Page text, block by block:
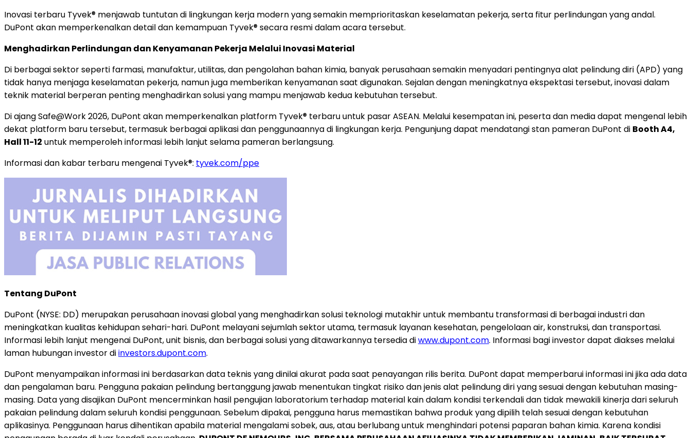
Inovasi terbaru Tyvek® menjawab tuntutan di lingkungan kerja modern yang semakin memprioritaskan keselamatan pekerja, serta fitur perlindungan yang andal.
DuPont akan memperkenalkan detail dan kemampuan Tyvek® secara resmi dalam acara tersebut.
Menghadirkan Perlindungan dan Kenyamanan Pekerja Melalui Inovasi Material
Di berbagai sektor seperti farmasi, manufaktur, utilitas, dan pengolahan bahan kimia, banyak perusahaan semakin menyadari pentingnya alat pelindung diri (APD) yang
tidak hanya menjaga keselamatan pekerja, namun juga memberikan kenyamanan saat digunakan. Sejalan dengan meningkatnya ekspektasi tersebut, inovasi dalam
teknik material berperan penting menghadirkan solusi yang mampu menjawab kedua kebutuhan tersebut.
Di ajang Safe@Work 2026, DuPont akan memperkenalkan platform Tyvek® terbaru untuk pasar ASEAN. Melalui kesempatan ini, peserta dan media dapat mengenal lebih
dekat platform baru tersebut, termasuk berbagai aplikasi dan penggunaannya di lingkungan kerja. Pengunjung dapat mendatangi stan pameran DuPont di Booth A4,
Hall 11-12 untuk memperoleh informasi lebih lanjut selama pameran berlangsung.
Informasi dan kabar terbaru mengenai Tyvek®: tyvek.com/ppe
Tentang DuPont
DuPont (NYSE: DD) merupakan perusahaan inovasi global yang menghadirkan solusi teknologi mutakhir untuk membantu transformasi di berbagai industri dan
meningkatkan kualitas kehidupan sehari-hari. DuPont melayani sejumlah sektor utama, termasuk layanan kesehatan, pengelolaan air, konstruksi, dan transportasi.
Informasi lebih lanjut mengenai DuPont, unit bisnis, dan berbagai solusi yang ditawarkannya tersedia diwww.dupont.com. Informasi bagi investor dapat diakses melalui
laman hubungan investor diinvestors.dupont.com.
DuPont menyampaikan informasi ini berdasarkan data teknis yang dinilai akurat pada saat penayangan rilis berita. DuPont dapat memperbarui informasi ini jika ada data
dan pengalaman baru. Pengguna pakaian pelindung bertanggung jawab menentukan tingkat risiko dan jenis alat pelindung diri yang sesuai dengan kebutuhan masing-
masing. Data yang disajikan DuPont mencerminkan hasil pengujian laboratorium terhadap material kain dalam kondisi terkendali dan tidak mewakili kinerja dari seluruh
pakaian pelindung dalam seluruh kondisi penggunaan. Sebelum dipakai, pengguna harus memastikan bahwa produk yang dipilih telah sesuai dengan kebutuhan
aplikasinya. Penggunaan harus dihentikan apabila material mengalami sobek, aus, atau berlubang untuk menghindari potensi paparan bahan kimia. Karena kondisi